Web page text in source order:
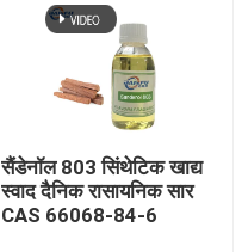
सैंडेनॉल 803 सिंथेटिक खाद्य
स्वाद दैनिक रासायनिक सार
CAS 66068-84-6